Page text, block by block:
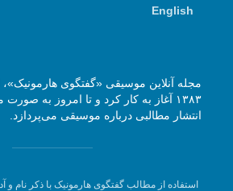
English
۱۳۸۳ آغاز به کار کرد و تا امروز به
انتشار مطالبی درباره موسیقی می‌پردازد.
استفاده از مطالب گفتگوی هارمونیک با ذکر